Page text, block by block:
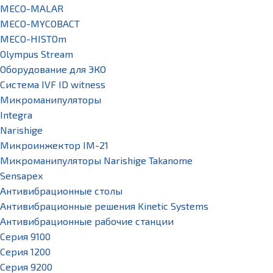
MECO-MALAR
MECO-MYCOBACT
MECO-HISTOm
Olympus Stream
Оборудование для ЭКО
Система IVF ID witness
Микроманипуляторы
Integra
Narishige
Микроинжектор IM-21
Микроманипуляторы Narishige Takanome
Sensapex
Антивибрационные столы
Антивибрационные решения Kinetic Systems
Антивибрационные рабочие станции
Серия 9100
Серия 1200
Серия 9200